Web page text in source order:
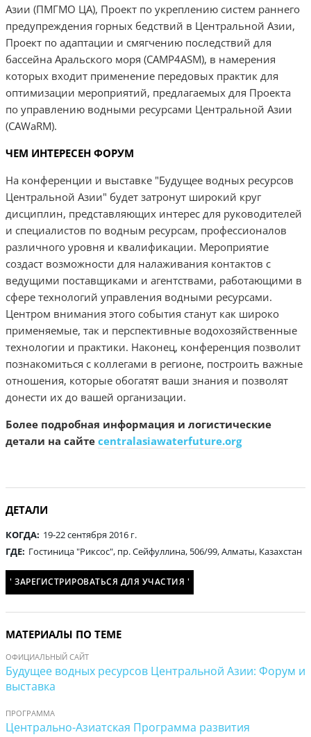
Азии (ПМГМО ЦА), Проект по укреплению систем раннего
предупреждения горных бедствий в Центральной Азии,
Проект по адаптации и смягчению последствий для
бассейна Аральского моря (CAMP4ASM), в намерения
которых входит применение передовых практик для
оптимизации мероприятий, предлагаемых для Проекта
по управлению водными ресурсами Центральной Азии
(CAWaRM).
ЧЕМ ИНТЕРЕСЕН ФОРУМ
На конференции и выставке "Будущее водных ресурсов
Центральной Азии" будет затронут широкий круг
дисциплин, представляющих интерес для руководителей
и специалистов по водным ресурсам, профессионалов
различного уровня и квалификации. Мероприятие
создаст возможности для налаживания контактов с
ведущими поставщиками и агентствами, работающими в
сфере технологий управления водными ресурсами.
Центром внимания этого события станут как широко
применяемые, так и перспективные водохозяйственные
технологии и практики. Наконец, конференция позволит
познакомиться с коллегами в регионе, построить важные
отношения, которые обогатят ваши знания и позволят
донести их до вашей организации.
Более подробная информация и логистические
детали на сайте centralasiawaterfuture.org
ДЕТАЛИ
КОГДА: 19-22 сентября 2016 г.
ГДЕ: Гостиница "Риксос", пр. Сейфуллина, 506/99, Алматы, Казахстан
' ЗАРЕГИСТРИРОВАТЬСЯ ДЛЯ УЧАСТИЯ '
МАТЕРИАЛЫ ПО ТЕМЕ
ОФИЦИАЛЬНЫЙ САЙТ
Будущее водных ресурсов Центральной Азии: Форум и
выставка
ПРОГРАММА
Центрально-Азиатская Программа развития